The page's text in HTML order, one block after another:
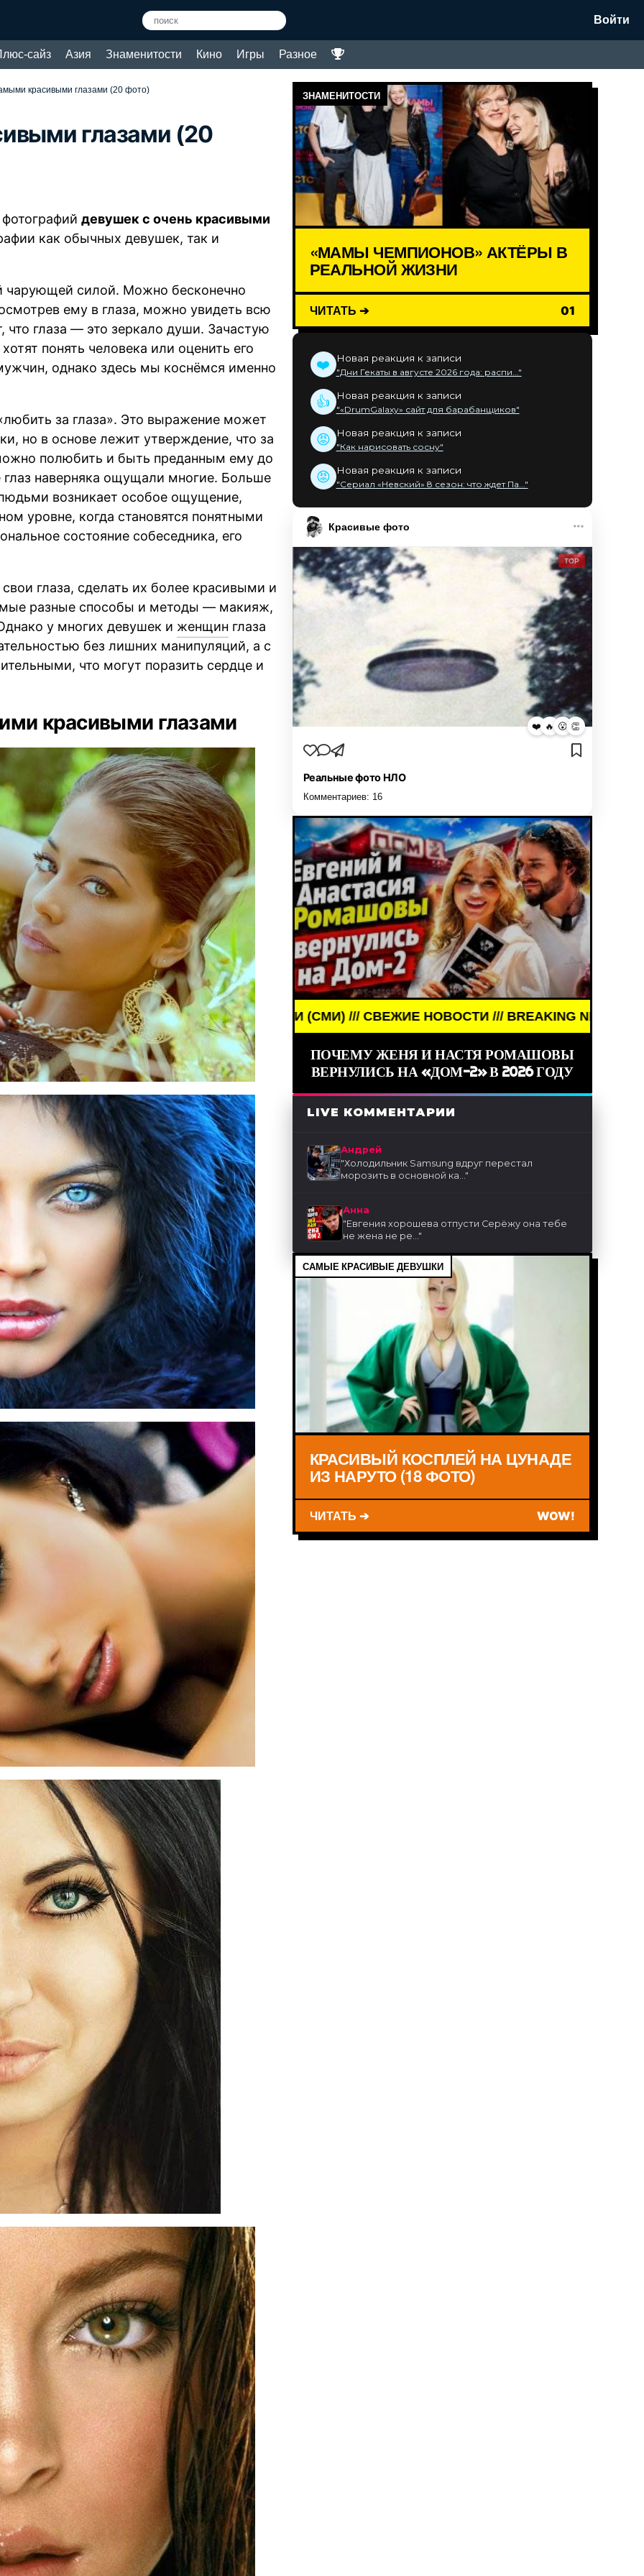
Войти
сайз Азия Знаменитости Кино Игры Разное
красивыми глазами (20 фото)
глазами (20
девушек с очень красивыми
как обычных девушек, так и
чарующей силой. Можно бесконечно
ему в глаза, можно увидеть всю
что глаза — это зеркало души. Зачастую
понять человека или оценить его
однако здесь мы коснёмся именно
за глаза». Это выражение может
но в основе лежит утверждение, что за
полюбить и быть преданным ему до
наверняка ощущали многие. Больше
людьми возникает особое ощущение,
уровне, когда становятся понятными
состояние собеседника, его
глаза, сделать их более красивыми и
разные способы и методы — макияж,
у многих девушек и женщин глаза
без лишних манипуляций, а с
что могут поразить сердце и
красивыми глазами
ЗНАМЕНИТОСТИ
«МАМЫ ЧЕМПИОНОВ» АКТЁРЫ В
РЕАЛЬНОЙ ЖИЗНИ
ЧИТАТЬ ➔ 01
❤️ Новая реакция к записи
"Дни Гекаты в августе 2026 года: распи..."
👍 Новая реакция к записи
"«DrumGalaxy» сайт для барабанщиков"
😡 Новая реакция к записи
"Как нарисовать сосну"
😡 Новая реакция к записи
"Сериал «Невский» 8 сезон: что ждет Па..."
Красивые фото
TOP
❤️ 🔥 😮 👏
Реальные фото НЛО
Комментариев: 16
NEWS /// НОВОСТИ (СМИ) /// СВЕЖИЕ НОВОСТИ /// BREAKING NEWS /// НОВОСТИ (СМИ) ///
ПОЧЕМУ ЖЕНЯ И НАСТЯ РОМАШОВЫ
ВЕРНУЛИСЬ НА «ДОМ-2» В 2026 ГОДУ
LIVE КОММЕНТАРИИ
Андрей
"Холодильник Samsung вдруг перестал
морозить в основной ка..."
Анна
"Евгения хорошева отпусти Серёжу она тебе
не жена не ре..."
САМЫЕ КРАСИВЫЕ ДЕВУШКИ
КРАСИВЫЙ КОСПЛЕЙ НА ЦУНАДЕ
ИЗ НАРУТО (18 ФОТО)
ЧИТАТЬ ➔ WOW!